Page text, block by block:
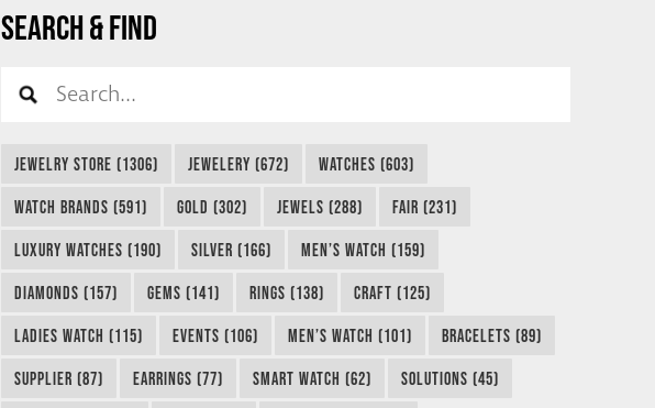
SEARCH & FIND
JEWELRY STORE (1306) JEWELERY (672) WATCHES (603)
WATCH BRANDS (591) GOLD (302) JEWELS (288) FAIR (231)
LUXURY WATCHES (190) SILVER (166) MEN’S WATCH (159)
DIAMONDS (157) GEMS (141) RINGS (138) CRAFT (125)
LADIES WATCH (115) EVENTS (106) MEN’S WATCH (101) BRACELETS (89)
SUPPLIER (87) EARRINGS (77) SMART WATCH (62) SOLUTIONS (45)